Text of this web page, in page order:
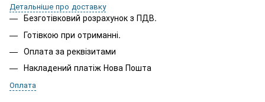
Детальніше про доставку
Безготівковий розрахунок з ПДВ.
Готівкою при отриманні.
Оплата за реквізитами
Накладений платіж Нова Пошта
Оплата